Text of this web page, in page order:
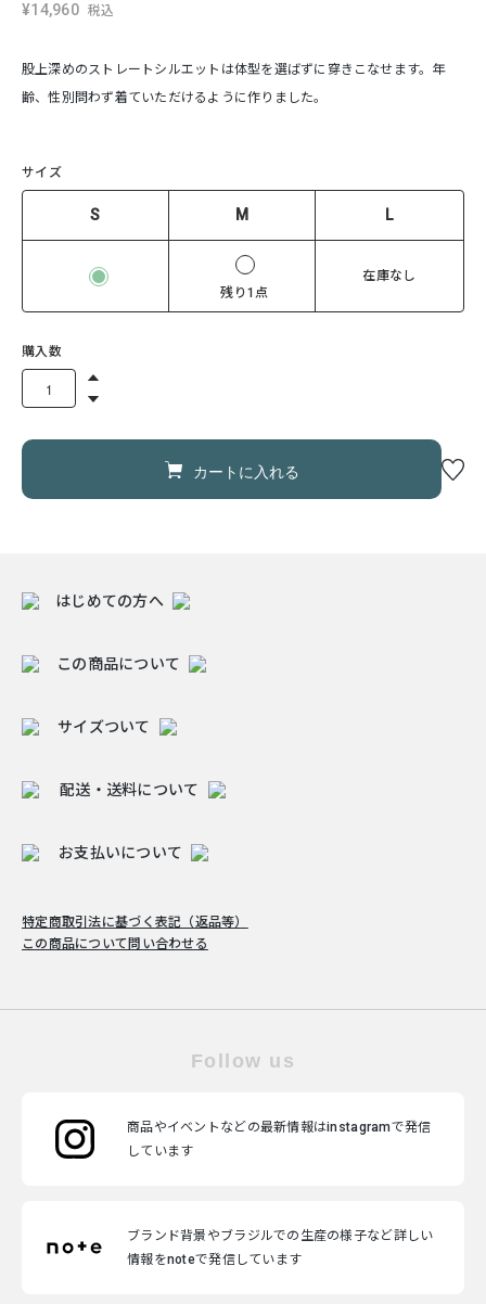
¥14,960 税込
股上深めのストレートシルエットは体型を選ばずに穿きこなせます。年
齢、性別問わず着ていただけるように作りました。
サイズ
S M L
残り1点
在庫なし
購入数
カートに入れる
はじめての方へ
この商品について
サイズついて
配送・送料について
お支払いについて
特定商取引法に基づく表記（返品等）
この商品について問い合わせる
Follow us
商品やイベントなどの最新情報はinstagramで発信
しています
ブランド背景やブラジルでの生産の様子など詳しい
情報をnoteで発信しています